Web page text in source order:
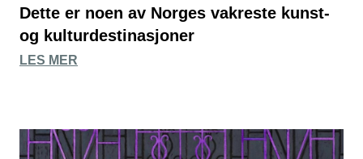
Dette er noen av Norges vakreste kunst-
og kulturdestinasjoner
LES MER